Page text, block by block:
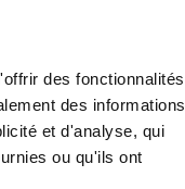
des fonctionnalités
des informations
et d'analyse, qui
ou qu'ils ont
Politics